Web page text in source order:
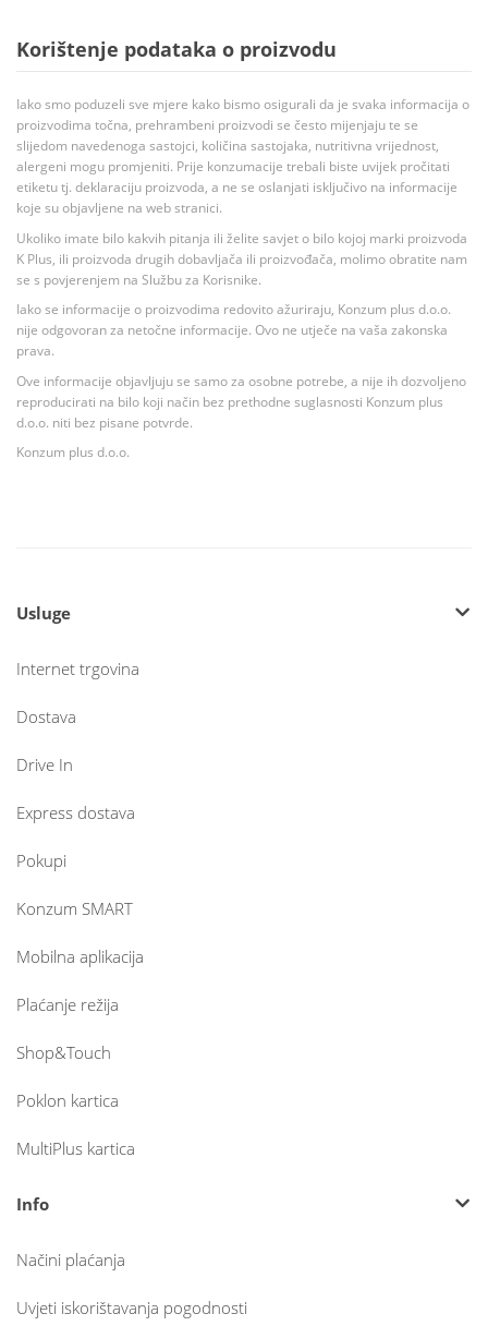
Korištenje podataka o proizvodu
Iako smo poduzeli sve mjere kako bismo osigurali da je svaka informacija o
proizvodima točna, prehrambeni proizvodi se često mijenjaju te se
slijedom navedenoga sastojci, količina sastojaka, nutritivna vrijednost,
alergeni mogu promjeniti. Prije konzumacije trebali biste uvijek pročitati
etiketu tj. deklaraciju proizvoda, a ne se oslanjati isključivo na informacije
koje su objavljene na web stranici.
Ukoliko imate bilo kakvih pitanja ili želite savjet o bilo kojoj marki proizvoda
K Plus, ili proizvoda drugih dobavljača ili proizvođača, molimo obratite nam
se s povjerenjem na Službu za Korisnike.
Iako se informacije o proizvodima redovito ažuriraju, Konzum plus d.o.o.
nije odgovoran za netočne informacije. Ovo ne utječe na vaša zakonska
prava.
Ove informacije objavljuju se samo za osobne potrebe, a nije ih dozvoljeno
reproducirati na bilo koji način bez prethodne suglasnosti Konzum plus
d.o.o. niti bez pisane potvrde.
Konzum plus d.o.o.
Usluge
Internet trgovina
Dostava
Drive In
Express dostava
Pokupi
Konzum SMART
Mobilna aplikacija
Plaćanje režija
Shop&Touch
Poklon kartica
MultiPlus kartica
Info
Načini plaćanja
Uvjeti iskorištavanja pogodnosti